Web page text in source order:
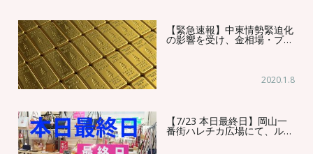
【緊急速報】中東情勢緊迫化
の影響を受け、金相場・プ…
2020.1.8
【7/23 本日最終日】岡山一
番街ハレチカ広場にて、ル…